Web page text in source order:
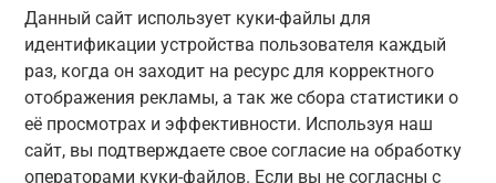
Данный сайт использует куки-файлы для
идентификации устройства пользователя каждый
раз, когда он заходит на ресурс для корректного
отображения рекламы, а так же сбора статистики о
её просмотрах и эффективности. Используя наш
сайт, вы подтверждаете свое согласие на обработку
операторами куки-файлов. Если вы не согласны с